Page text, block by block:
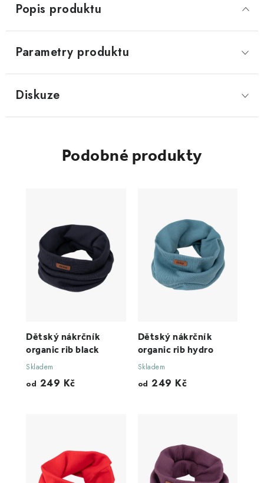
Popis produktu
Parametry produktu
Diskuze
Podobné produkty
Dětský nákrčník
organic rib black
Skladem
od 249 Kč
Dětský nákrčník
organic rib hydro
Skladem
od 249 Kč